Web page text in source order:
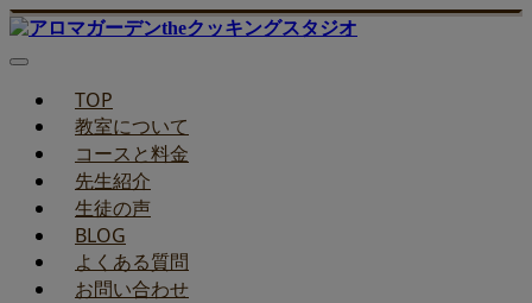
TOP
教室について
コースと料金
先生紹介
生徒の声
BLOG
よくある質問
お問い合わせ